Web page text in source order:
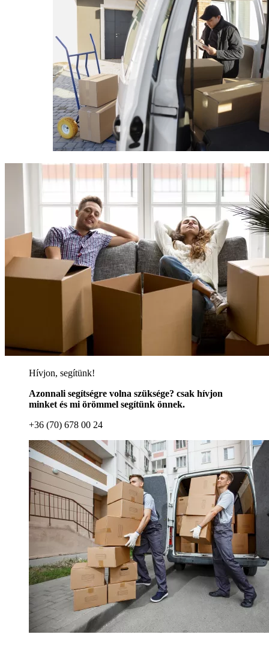
Hívjon, segítünk!
Azonnali segítségre volna szüksége? csak hívjon
minket és mi örömmel segítünk önnek.
+36 (70) 678 00 24